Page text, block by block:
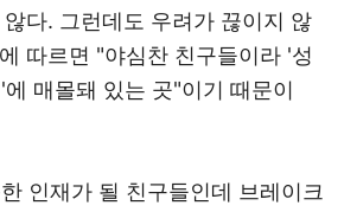
다. 그런데도 우려가 끊이지 않
따르면 "야심찬 친구들이라 '성
매몰돼 있는 곳"이기 때문이
인재가 될 친구들인데 브레이크